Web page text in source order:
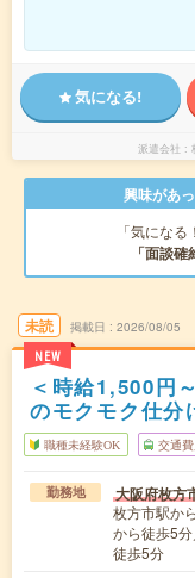
気になる!
派遣会社
興味があ
「気にな
「面談確
未読
NEW
掲載日 2026/08/05
＜時給1,500円
のモクモク仕分
職種未経験OK 交通
勤務地 大阪府枚方
枚方市駅か
から徒歩5
徒歩5分